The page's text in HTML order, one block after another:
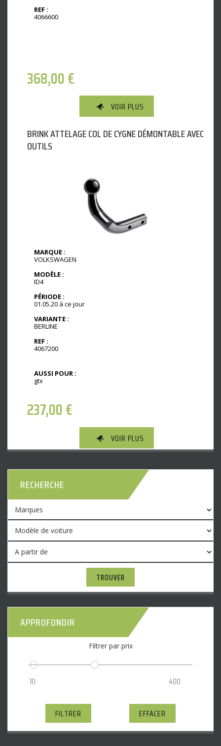
REF :
4066600
368,00€
VOIR PLUS
BRINK ATTELAGE COL DE CYGNE DÉMONTABLE AVEC
OUTILS
MARQUE :
VOLKSWAGEN
MODÈLE :
ID4
PÉRIODE :
01.05.20 à ce jour
VARIANTE :
BERLINE
REF :
4067200
AUSSI POUR :
gtx
237,00€
VOIR PLUS
RECHERCHE
TROUVER
APPROFONDIR
Filtrer par prix
FILTRER EFFACER